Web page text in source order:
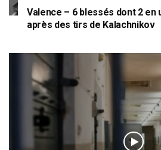
Valence – 6 blessés dont 2 en
après des tirs de Kalachnikov